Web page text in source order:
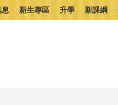
新生專區 升學 新課綱